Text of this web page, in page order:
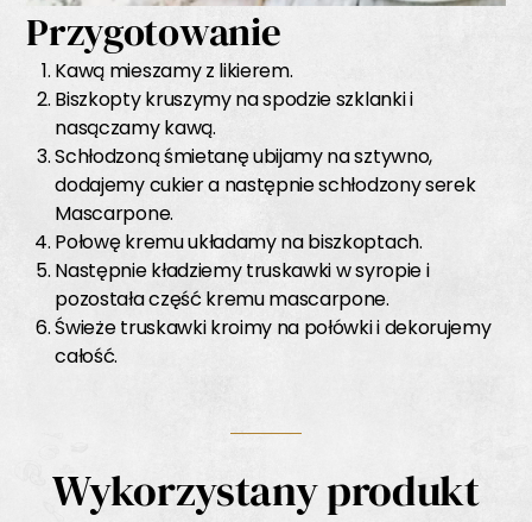
Przygotowanie
Kawą mieszamy z likierem.
Biszkopty kruszymy na spodzie szklanki i
nasączamy kawą.
Schłodzoną śmietanę ubijamy na sztywno,
dodajemy cukier a następnie schłodzony serek
Mascarpone.
Połowę kremu układamy na biszkoptach.
Następnie kładziemy truskawki w syropie i
pozostała część kremu mascarpone.
Świeże truskawki kroimy na połówki i dekorujemy
całość.
Wykorzystany produkt